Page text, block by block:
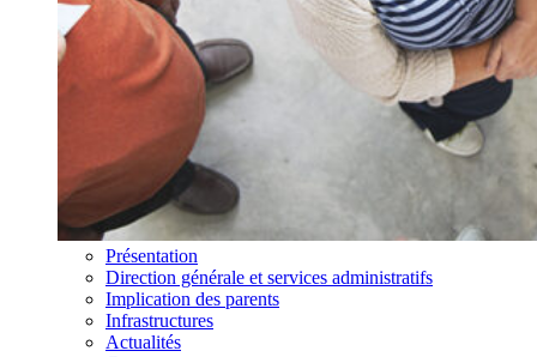
Présentation
Direction générale et services administratifs
Implication des parents
Infrastructures
Actualités